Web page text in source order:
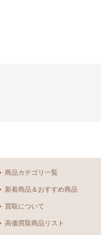
商品カテゴリ一覧
新着商品＆おすすめ商品
買取について
高価買取商品リスト